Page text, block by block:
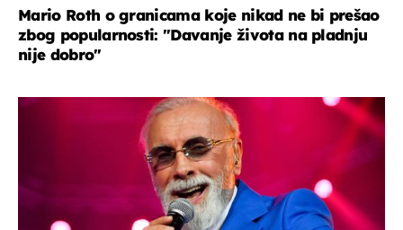
Mario Roth o granicama koje nikad ne bi prešao
zbog popularnosti: "Davanje života na pladnju
nije dobro"